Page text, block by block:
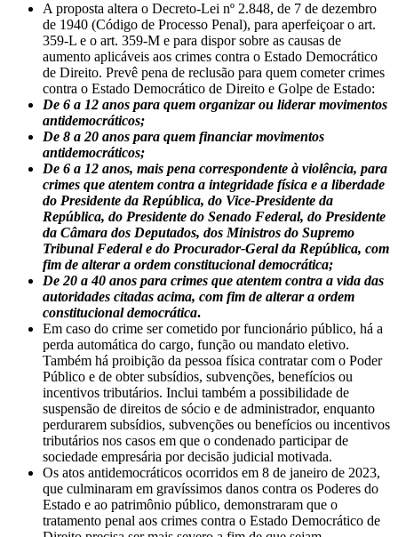
A proposta altera o Decreto-Lei nº 2.848, de 7 de dezembro
de 1940 (Código de Processo Penal), para aperfeiçoar o art.
359-L e o art. 359-M e para dispor sobre as causas de
aumento aplicáveis aos crimes contra o Estado Democrático
de Direito. Prevê pena de reclusão para quem cometer crimes
contra o Estado Democrático de Direito e Golpe de Estado:
De 6 a 12 anos para quem organizar ou liderar movimentos
antidemocráticos;
De 8 a 20 anos para quem financiar movimentos
antidemocráticos;
De 6 a 12 anos, mais pena correspondente à violência, para
crimes que atentem contra a integridade física e a liberdade
do Presidente da República, do Vice-Presidente da
República, do Presidente do Senado Federal, do Presidente
da Câmara dos Deputados, dos Ministros do Supremo
Tribunal Federal e do Procurador-Geral da República, com
fim de alterar a ordem constitucional democrática;
De 20 a 40 anos para crimes que atentem contra a vida das
autoridades citadas acima, com fim de alterar a ordem
constitucional democrática.
Em caso do crime ser cometido por funcionário público, há a
perda automática do cargo, função ou mandato eletivo.
Também há proibição da pessoa física contratar com o Poder
Público e de obter subsídios, subvenções, benefícios ou
incentivos tributários. Inclui também a possibilidade de
suspensão de direitos de sócio e de administrador, enquanto
perdurarem subsídios, subvenções ou benefícios ou incentivos
tributários nos casos em que o condenado participar de
sociedade empresária por decisão judicial motivada.
Os atos antidemocráticos ocorridos em 8 de janeiro de 2023,
que culminaram em gravíssimos danos contra os Poderes do
Estado e ao patrimônio público, demonstraram que o
tratamento penal aos crimes contra o Estado Democrático de